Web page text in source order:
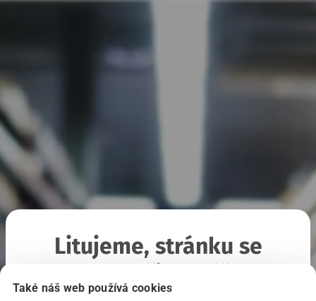
Také náš web používá cookies
Litujeme, stránku se